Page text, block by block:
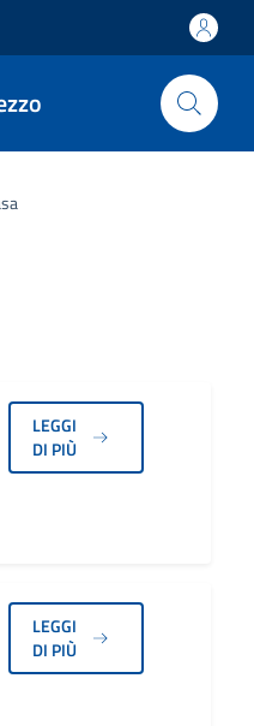
LEGGI
DI PIÙ
LEGGI
DI PIÙ